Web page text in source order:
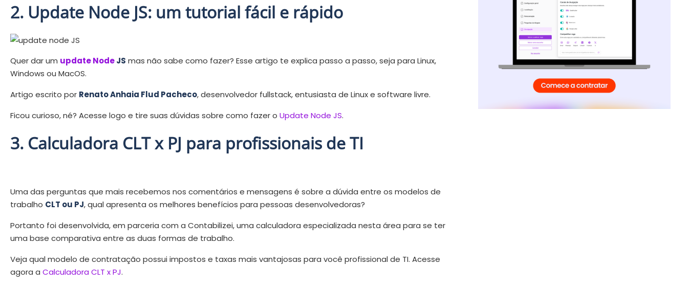
2. Update Node JS: um tutorial fácil e rápido
Quer dar um updateNodeJS mas não sabe como fazer? Esse artigo te explica passo a passo, seja para Linux,
Windows ou MacOS.
Artigo escrito por Renato Anhaia Flud Pacheco, desenvolvedor fullstack, entusiasta de Linux e software livre.
Ficou curioso, né? Acesse logo e tire suas dúvidas sobre como fazer o Update Node JS.
3. Calculadora CLT x PJ para profissionais de TI
Uma das perguntas que mais recebemos nos comentários e mensagens é sobre a dúvida entre os modelos de
trabalho CLT ou PJ, qual apresenta os melhores benefícios para pessoas desenvolvedoras?
Portanto foi desenvolvida, em parceria com a Contabilizei, uma calculadora especializada nesta área para se ter
uma base comparativa entre as duas formas de trabalho.
Veja qual modelo de contratação possui impostos e taxas mais vantajosas para você profissional de TI. Acesse
agora a Calculadora CLT x PJ.